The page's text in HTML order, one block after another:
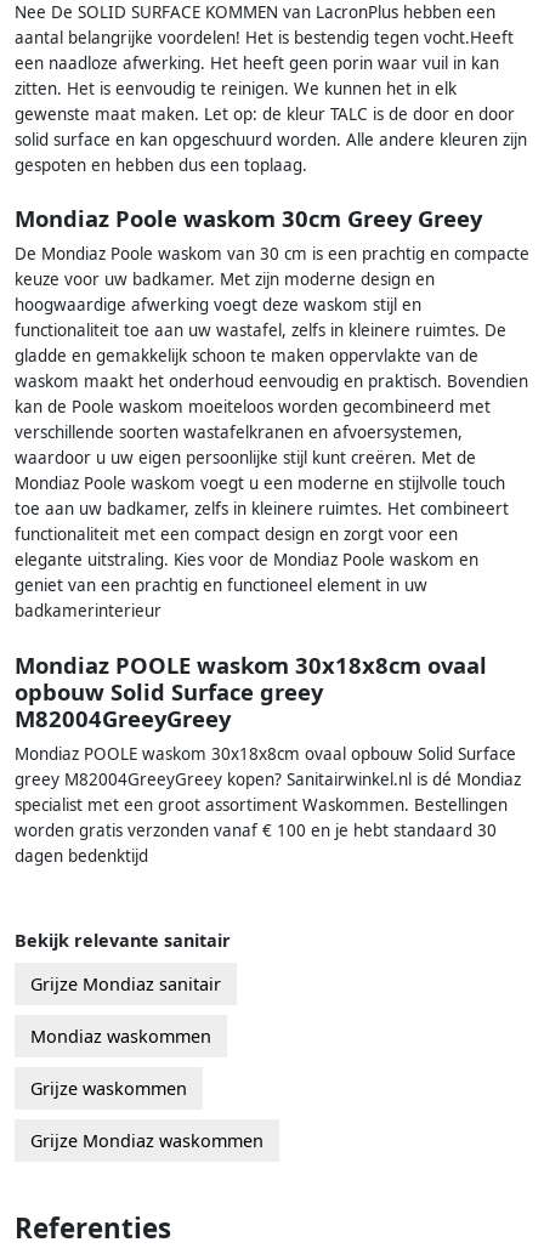
Nee De SOLID SURFACE KOMMEN van LacronPlus hebben een
aantal belangrijke voordelen! Het is bestendig tegen vocht.Heeft
een naadloze afwerking. Het heeft geen porin waar vuil in kan
zitten. Het is eenvoudig te reinigen. We kunnen het in elk
gewenste maat maken. Let op: de kleur TALC is de door en door
solid surface en kan opgeschuurd worden. Alle andere kleuren zijn
gespoten en hebben dus een toplaag.
Mondiaz Poole waskom 30cm Greey Greey
De Mondiaz Poole waskom van 30 cm is een prachtig en compacte
keuze voor uw badkamer. Met zijn moderne design en
hoogwaardige afwerking voegt deze waskom stijl en
functionaliteit toe aan uw wastafel, zelfs in kleinere ruimtes. De
gladde en gemakkelijk schoon te maken oppervlakte van de
waskom maakt het onderhoud eenvoudig en praktisch. Bovendien
kan de Poole waskom moeiteloos worden gecombineerd met
verschillende soorten wastafelkranen en afvoersystemen,
waardoor u uw eigen persoonlijke stijl kunt creëren. Met de
Mondiaz Poole waskom voegt u een moderne en stijlvolle touch
toe aan uw badkamer, zelfs in kleinere ruimtes. Het combineert
functionaliteit met een compact design en zorgt voor een
elegante uitstraling. Kies voor de Mondiaz Poole waskom en
geniet van een prachtig en functioneel element in uw
badkamerinterieur
Mondiaz POOLE waskom 30x18x8cm ovaal
opbouw Solid Surface greey
M82004GreeyGreey
Mondiaz POOLE waskom 30x18x8cm ovaal opbouw Solid Surface
greey M82004GreeyGreey kopen? Sanitairwinkel.nl is dé Mondiaz
specialist met een groot assortiment Waskommen. Bestellingen
worden gratis verzonden vanaf € 100 en je hebt standaard 30
dagen bedenktijd
Bekijk relevante sanitair
Grijze Mondiaz sanitair
Mondiaz waskommen
Grijze waskommen
Grijze Mondiaz waskommen
Referenties